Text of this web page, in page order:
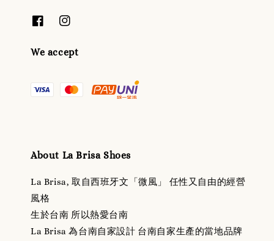
We accept
About La Brisa Shoes
La Brisa, 取自西班牙文「微風」 任性又自由的經營
風格
生於台南 所以熱愛台南
La Brisa 為台南自家設計 台南自家生產的當地品牌